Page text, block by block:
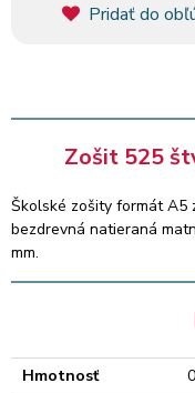
Pridať do
Zošit 525
Školské zošity formát A5
bezdrevná natieraná
mm.
Hmotnosť